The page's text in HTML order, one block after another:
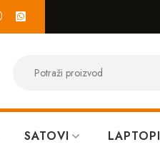
SATOVI LAPTOPI
USB-C MUWA3ZA/A